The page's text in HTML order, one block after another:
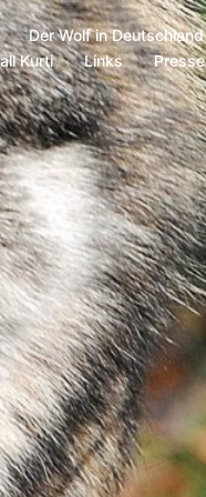
Der Wolf in Deutschland
Kurti Links Presse